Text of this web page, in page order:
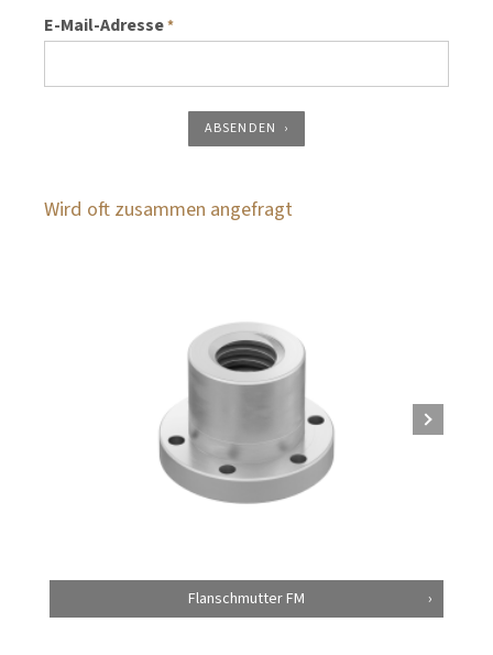
E-Mail-Adresse*
ABSENDEN
Wird oft zusammen angefragt
Flanschmutter FM